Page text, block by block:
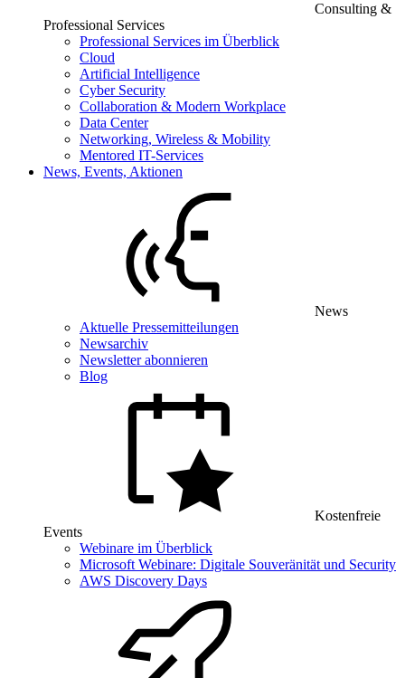
Consulting &
Professional Services
Professional Services im Überblick
Cloud
Artificial Intelligence
Cyber Security
Collaboration & Modern Workplace
Data Center
Networking, Wireless & Mobility
Mentored IT-Services
News, Events, Aktionen
News
Aktuelle Pressemitteilungen
Newsarchiv
Newsletter abonnieren
Blog
Kostenfreie
Events
Webinare im Überblick
Microsoft Webinare: Digitale Souveränität und Security
AWS Discovery Days